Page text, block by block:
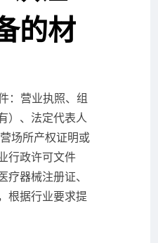
的材
：营业执照、组
）、法定代表人
场所产权证明或
行政许可文件
疗器械注册证、
根据行业要求提